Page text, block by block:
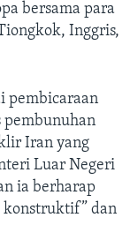
bersama para
Inggris,
pembicaraan
pembunuhan
Iran yang
Luar Negeri
ia berharap
konstruktif” dan